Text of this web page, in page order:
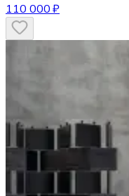
110 000 ₽